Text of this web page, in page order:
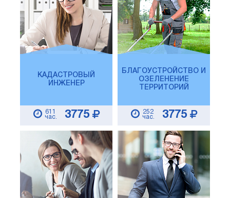
КАДАСТРОВЫЙ
ИНЖЕНЕР
611
час.
3775
БЛАГОУСТРОЙСТВО И
ОЗЕЛЕНЕНИЕ
ТЕРРИТОРИЙ
252
час.
3775